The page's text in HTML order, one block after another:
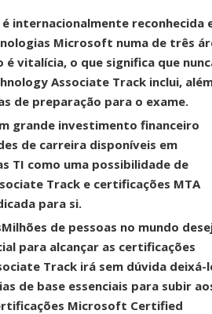
internacionalmente reconhecida
Microsoft numa de três
é vitalícia, o que significa que
Associate Track inclui,
de preparação para o exame.
grande investimento financeiro
de carreira disponíveis em
TI como uma possibilidade de
Track e certificações MTA
para si.
Milhões de pessoas no mundo
para alcançar as certificações
Track irá sem dúvida deixá-
de base essenciais para subir
Microsoft Certified